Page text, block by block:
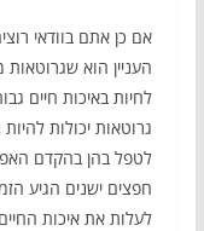
אם כן אתם בוודאי
העניין הוא
לחיות באיכות חיים
גרוטאות יכולות
לטפל בהן בהקדם
חפצים ישנים הגיע
לעלות את איכות